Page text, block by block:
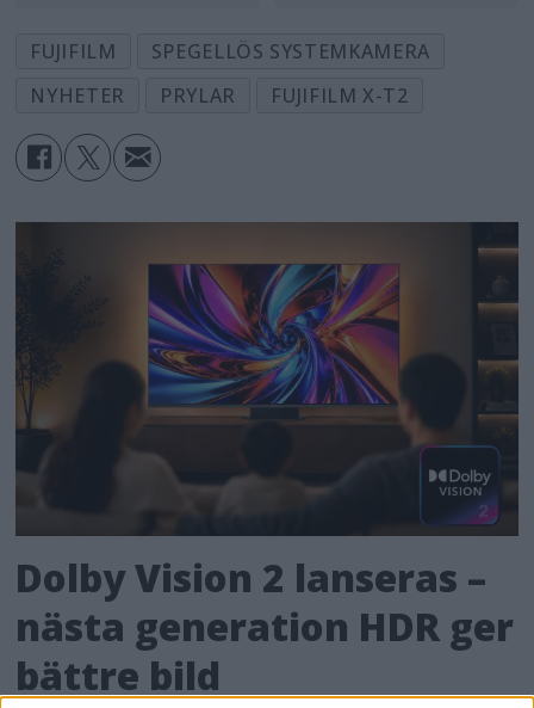
FUJIFILM
SPEGELLÖS SYSTEMKAMERA
NYHETER
PRYLAR FUJIFILM X-T2
Dolby Vision 2 lanseras –
nästa generation HDR ger
bättre bild